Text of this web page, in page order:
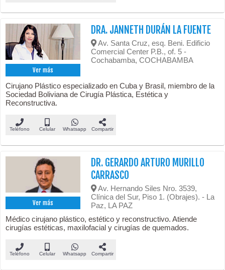
Ver más
DRA. JANNETH DURÁN LA FUENTE
Av. Santa Cruz, esq. Beni. Edificio
Comercial Center P.B., of. 5 -
Cochabamba, COCHABAMBA
Cirujano Plástico especializado en Cuba y Brasil, miembro de la
Sociedad Boliviana de Cirugía Plástica, Estética y
Reconstructiva.
Teléfono Celular Whatsapp Compartir
Ver más
DR. GERARDO ARTURO MURILLO
CARRASCO
Av. Hernando Siles Nro. 3539,
Clínica del Sur, Piso 1. (Obrajes). - La
Paz, LA PAZ
Médico cirujano plástico, estético y reconstructivo. Atiende
cirugías estéticas, maxilofacial y cirugías de quemados.
Teléfono Celular Whatsapp Compartir